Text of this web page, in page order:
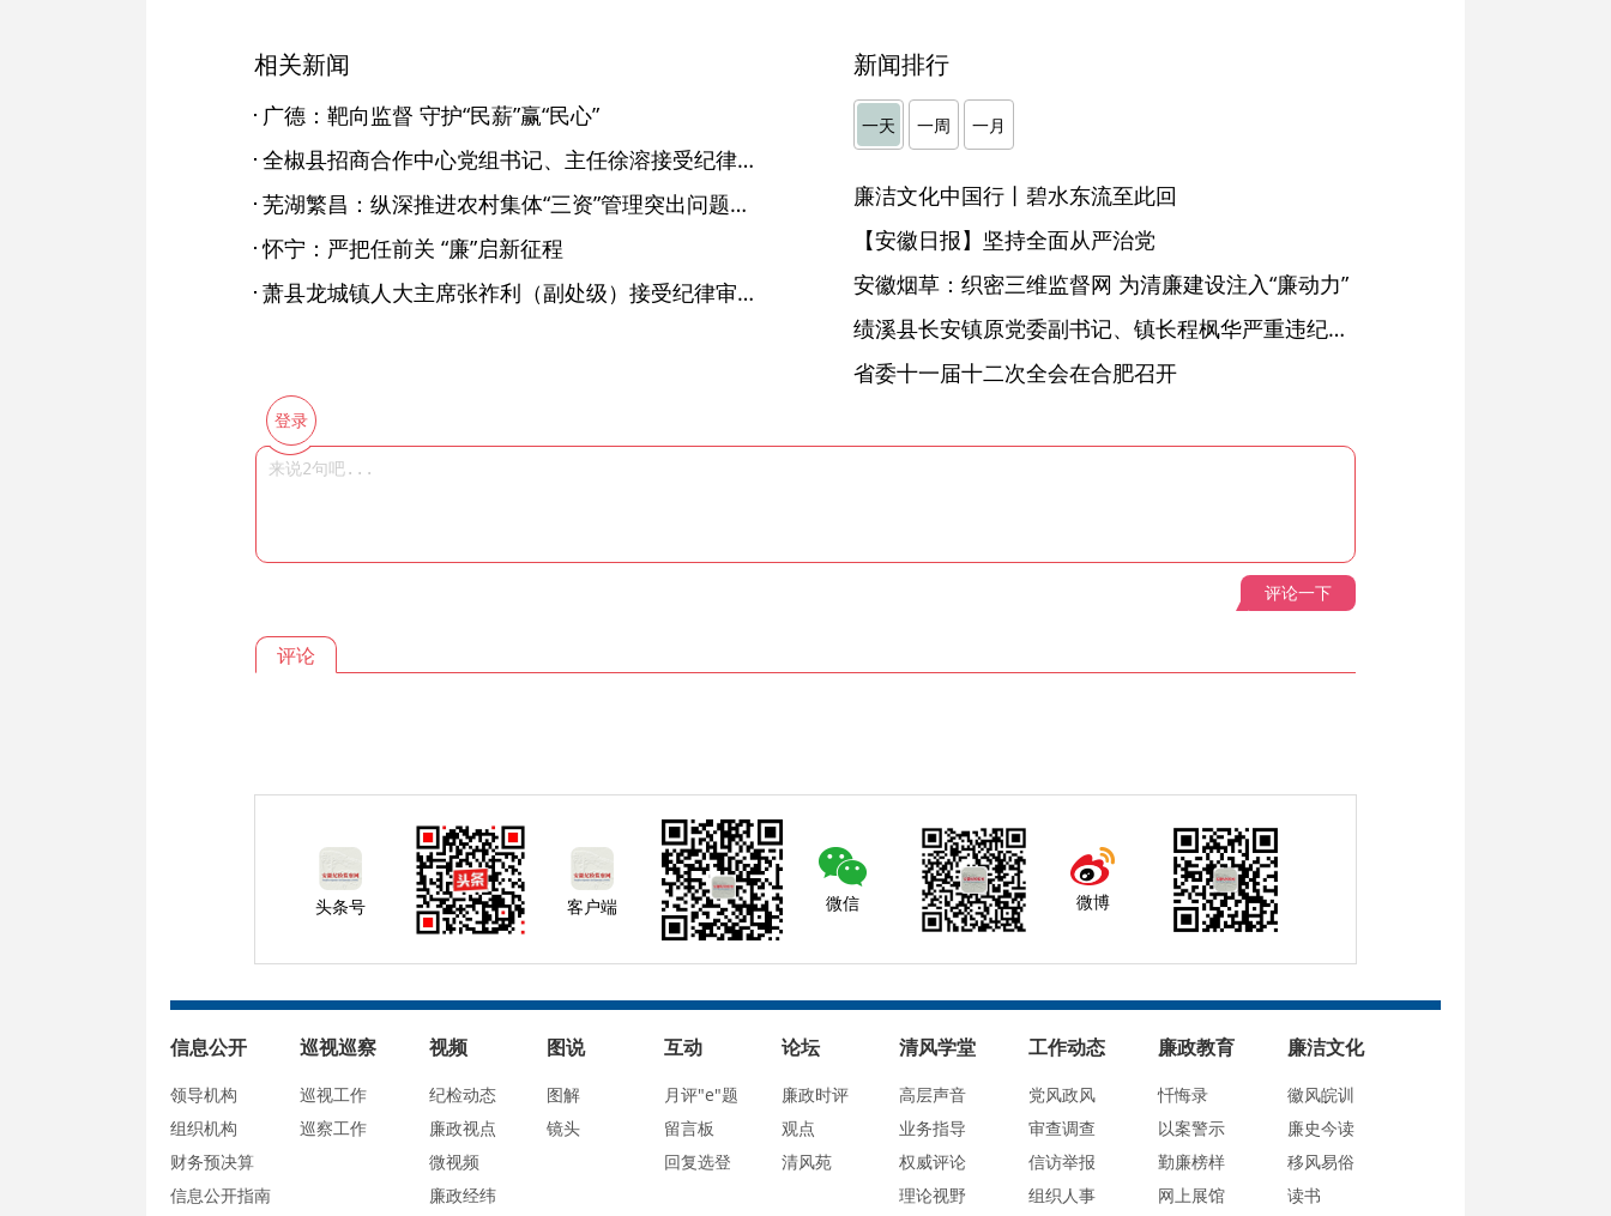
相关新闻
广德：靶向监督 守护“民薪”赢“民心”
全椒县招商合作中心党组书记、主任徐溶接受纪律审查和监察调查
芜湖繁昌：纵深推进农村集体“三资”管理突出问题专项整治
怀宁：严把任前关 “廉”启新征程
萧县龙城镇人大主席张祚利（副处级）接受纪律审查和监察调查
新闻排行
一天 一周 一月
廉洁文化中国行丨碧水东流至此回
【安徽日报】坚持全面从严治党
安徽烟草：织密三维监督网 为清廉建设注入“廉动力”
绩溪县长安镇原党委副书记、镇长程枫华严重违纪违法被开除党籍和公职
省委十一届十二次全会在合肥召开
登录
评论一下
评论
头条号 客户端 微信 微博
信息公开
领导机构
组织机构
财务预决算
信息公开指南
巡视巡察
巡视工作
巡察工作
视频
纪检动态
廉政视点
微视频
廉政经纬
图说
图解
镜头
互动
月评"e"题
留言板
回复选登
论坛
廉政时评
观点
清风苑
清风学堂
高层声音
业务指导
权威评论
理论视野
工作动态
党风政风
审查调查
信访举报
组织人事
廉政教育
忏悔录
以案警示
勤廉榜样
网上展馆
廉洁文化
徽风皖训
廉史今读
移风易俗
读书